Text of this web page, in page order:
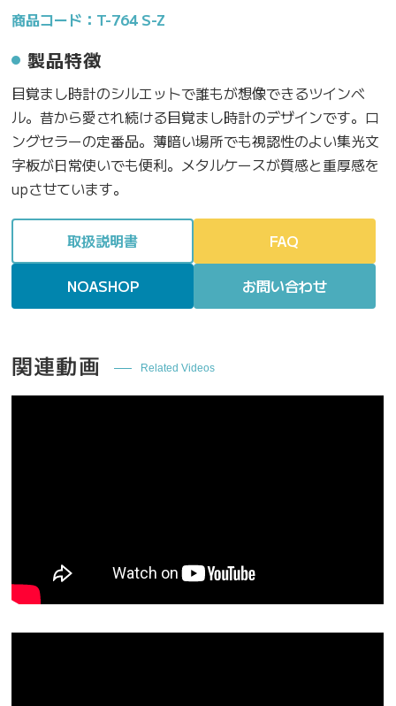
商品コード：T-764 S-Z
製品特徴
目覚まし時計のシルエットで誰もが想像できるツインベ
ル。昔から愛され続ける目覚まし時計のデザインです。ロ
ングセラーの定番品。薄暗い場所でも視認性のよい集光文
字板が日常使いでも便利。メタルケースが質感と重厚感を
upさせています。
取扱説明書 FAQ
NOASHOP お問い合わせ
関連動画 Related Videos